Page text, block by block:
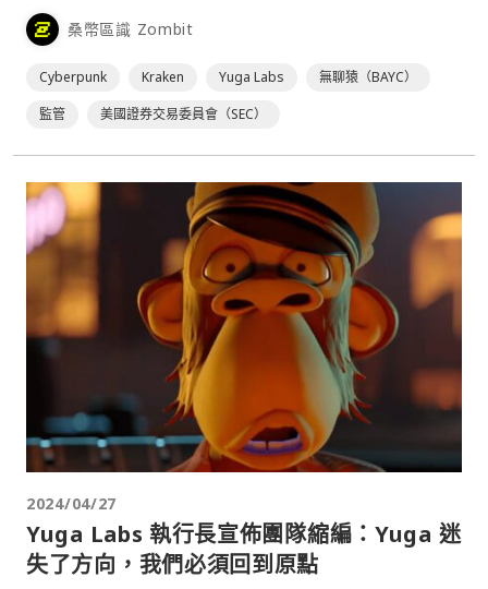
桑幣區識 Zombit
Cyberpunk Kraken Yuga Labs
無聊猿（BAYC）
監管
美國證券交易委員會（SEC）
2024/04/27
Yuga Labs 執行長宣佈團隊縮編：Yuga 迷
失了方向，我們必須回到原點